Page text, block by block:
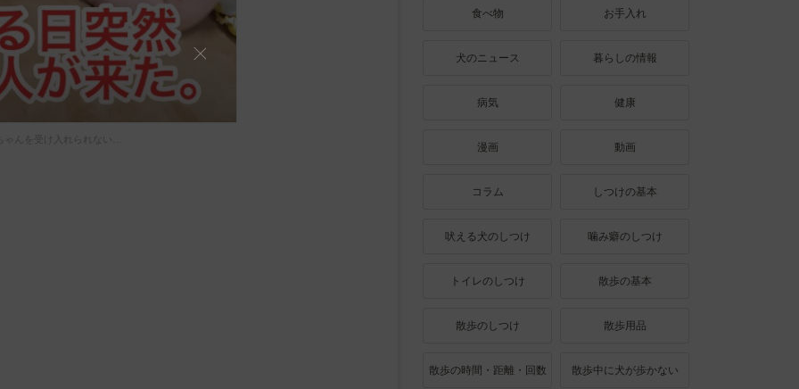
ゃんを受け入れられない…
食べ物 お手入れ
犬のニュース 暮らしの情報
病気 健康
漫画 動画
コラム しつけの基本
吠える犬のしつけ 噛み癖のしつけ
トイレのしつけ 散歩の基本
散歩のしつけ 散歩用品
散歩の時間・距離・回数 散歩中に犬が歩かない